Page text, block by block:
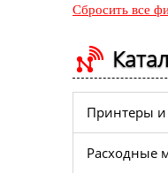
Сбросить все
Принтеры
Расходные